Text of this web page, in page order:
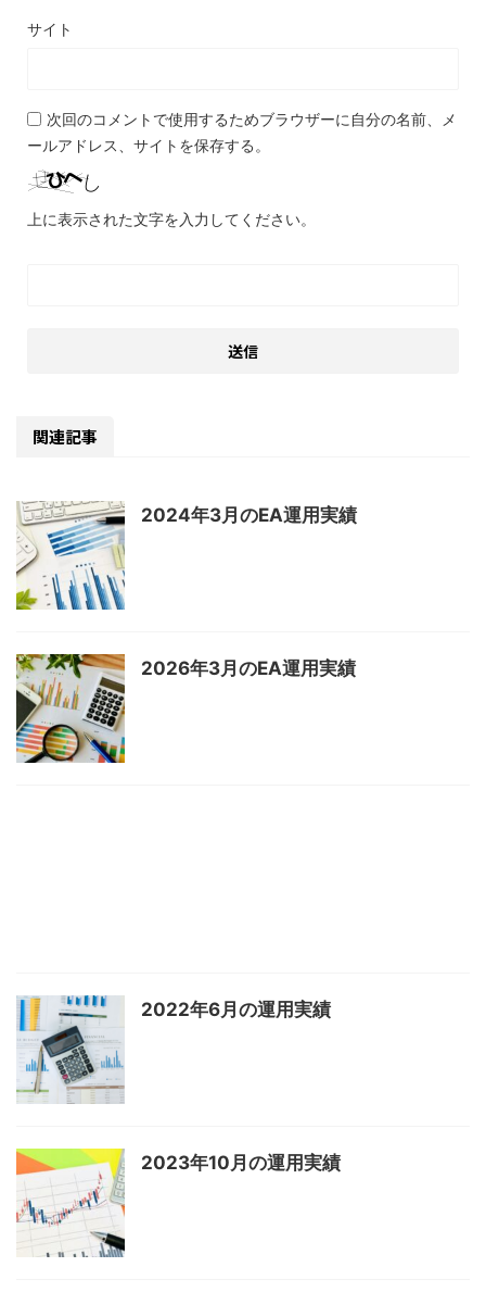
サイト
次回のコメントで使用するためブラウザーに自分の名前、メ
ールアドレス、サイトを保存する。
上に表示された文字を入力してください。
関連記事
2024年3月のEA運用実績
2026年3月のEA運用実績
2022年6月の運用実績
2023年10月の運用実績